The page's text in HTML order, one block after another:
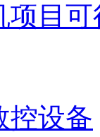
项目可
控设备